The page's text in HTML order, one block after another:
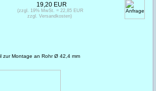
zur Montage an Rohr Ø 42,4 mm
19,20 EUR
(zzgl. 19% MwSt. = 22,85 EUR
zzgl. Versandkosten)